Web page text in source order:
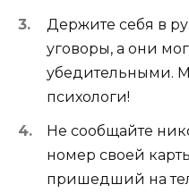
Держите себя в
уговоры, а они
убедительными.
психологи!
Не сообщайте
номер своей
пришедший на